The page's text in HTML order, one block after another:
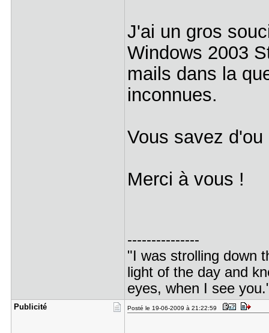
J'ai un gros
Windows 2003
mails dans la
inconnues.
Vous savez
Merci à vous !
---------------
"I was strolling down
light of the day and
eyes, when I see
Publicité Posté le 19-06-2009 à 21:22:59